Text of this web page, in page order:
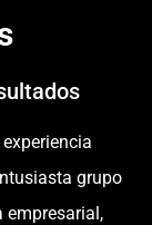
grupo
empresarial,